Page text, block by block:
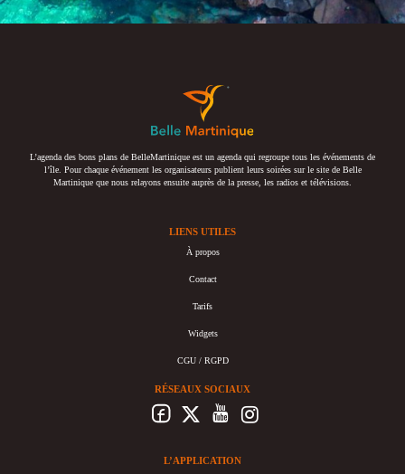
L’agenda des bons plans de BelleMartinique est un agenda qui regroupe tous les événements de
l’île. Pour chaque événement les organisateurs publient leurs soirées sur le site de Belle
Martinique que nous relayons ensuite auprès de la presse, les radios et télévisions.
LIENS UTILES
À propos
Contact
Tarifs
Widgets
CGU / RGPD
RÉSEAUX SOCIAUX
L’APPLICATION